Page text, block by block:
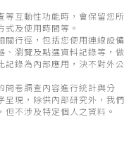
等互動性功能時，會保留您所
式及使用時間等。
關行徑，包括您使用連線設備
、瀏覽及點選資料記錄等，做
記錄為內部應用，決不對外公
問卷調查內容進行統計與分
呈現，除供內部研究外，我們
不涉及特定個人之資料。